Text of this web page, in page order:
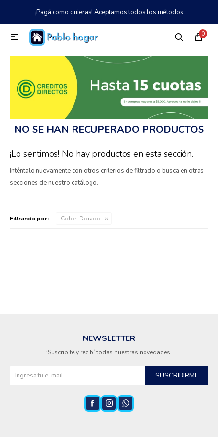
¡Pagá como quieras! Aceptamos todos los métodos
0

NO SE HAN RECUPERADO PRODUCTOS
¡Lo sentimos! No hay productos en esta sección.
Inténtalo nuevamente con otros criterios de filtrado o busca en otras
secciones de nuestro catálogo.
Filtrando por: Color: Dorado
NEWSLETTER
¡Suscribite y recibí todas nuestras novedades!
SUSCRIBIRME
  
MI CUENTA
Catálogo Tienda 097 997 042
Climatización
Tecnología
Electrodomésticos
TV, Audio y Video
Cuidado personal